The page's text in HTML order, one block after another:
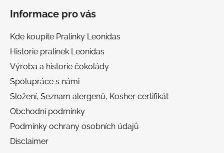
Informace pro vás
Kde koupíte Pralinky Leonidas
Historie pralinek Leonidas
Výroba a historie čokolády
Spolupráce s námi
Složení, Seznam alergenů, Kosher certifikát
Obchodní podmínky
Podmínky ochrany osobních údajů
Disclaimer